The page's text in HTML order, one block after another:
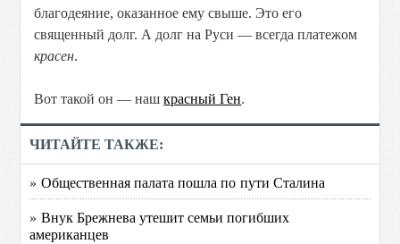
благодеяние, оказанное ему свыше. Это его
священный долг. А долг на Руси — всегда платежом
красен.
Вот такой он — нашкрасный Ген.
ЧИТАЙТЕ ТАКЖЕ:
» Общественная палата пошла по пути Сталина
» Внук Брежнева утешит семьи погибших
американцев